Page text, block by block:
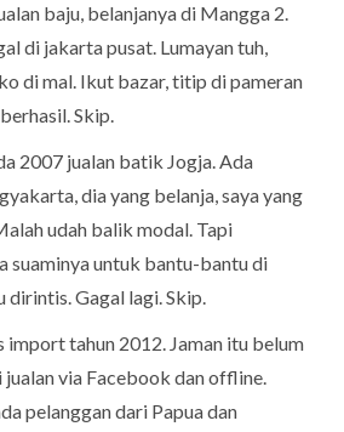
baju, belanjanya di Mangga 2.
di jakarta pusat. Lumayan tuh,
di mal. Ikut bazar, titip di pameran
Skip.
2007 jualan batik Jogja. Ada
dia yang belanja, saya yang
udah balik modal. Tapi
suaminya untuk bantu-bantu di
dirintis. Gagal lagi. Skip.
import tahun 2012. Jaman itu belum
via Facebook dan offline.
pelanggan dari Papua dan